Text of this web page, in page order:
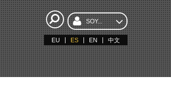
SOY...
EU ES EN 中文